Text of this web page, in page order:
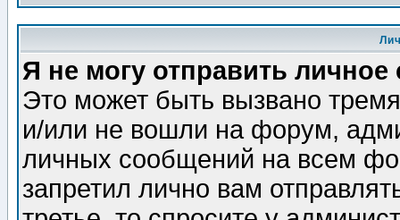
Я не могу отправить
Это может быть вызвано
и/или не вошли на форум,
личных сообщений на всем
запретил лично вам